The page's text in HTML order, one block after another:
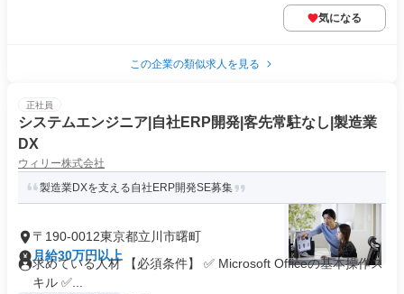
気になる
この企業の類似求人を見る
正社員
システムエンジニア|自社ERP開発|客先常駐なし|製造業
DX
ウィリー株式会社
製造業DXを支える自社ERP開発SE募集
〒190-0012東京都立川市曙町
月給30万円以上
求めている人材 【必須条件】 ✅ Microsoft Officeの基本操作ス
キル ✅...